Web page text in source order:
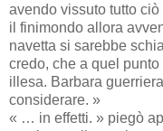
avendo vissuto tutto
il finimondo allora
navetta si sarebbe
credo, che a quel
illesa. Barbara
considerare. »
« … in effetti. » piegò